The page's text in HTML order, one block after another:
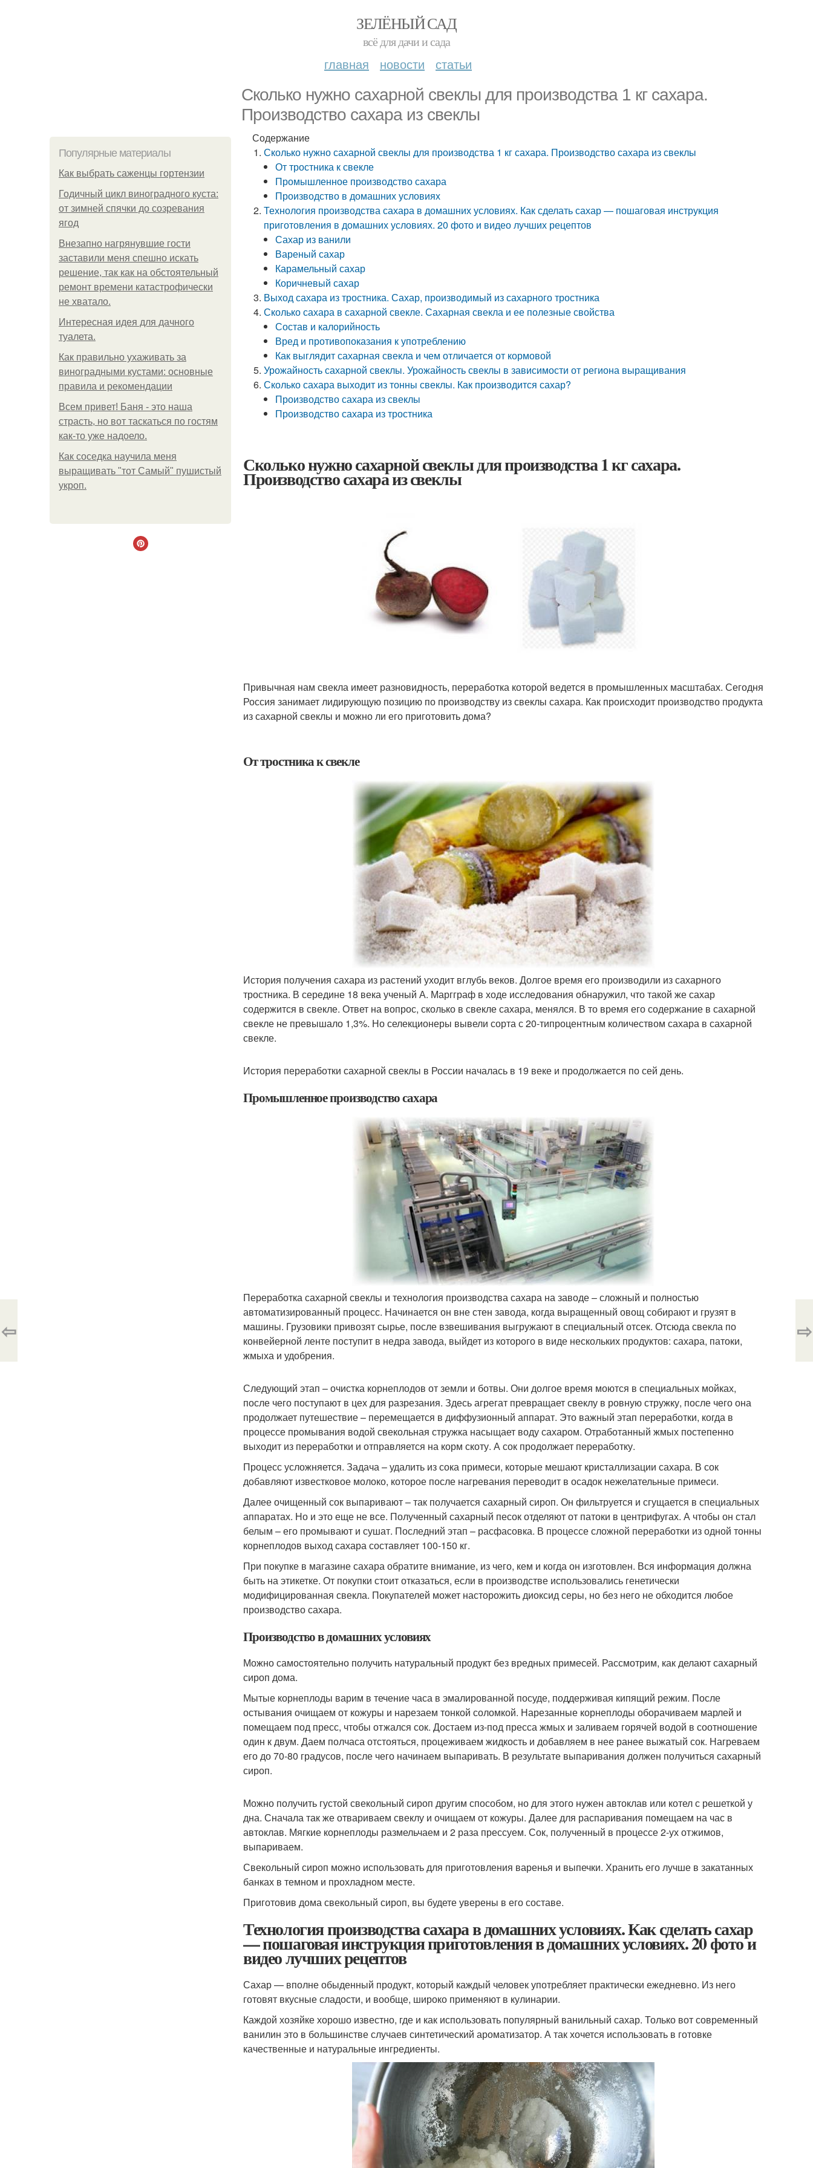
ЗЕЛЁНЫЙ САД
всё для дачи и сада
главная новости статьи
Сколько нужно сахарной свеклы для производства 1 кг сахара.
Производство сахара из свеклы
Популярные материалы
Как выбрать саженцы гортензии
Годичный цикл виноградного куста:
от зимней спячки до созревания
ягод
Внезапно нагрянувшие гости
заставили меня спешно искать
решение, так как на обстоятельный
ремонт времени катастрофически
не хватало.
Интересная идея для дачного
туалета.
Как правильно ухаживать за
виноградными кустами: основные
правила и рекомендации
Всем привет! Баня - это наша
страсть, но вот таскаться по гостям
как-то уже надоело.
Как соседка научила меня
выращивать "тот Самый" пушистый
укроп.
Содержание
Сколько нужно сахарной свеклы для производства 1 кг сахара. Производство сахара из свеклы
От тростника к свекле
Промышленное производство сахара
Производство в домашних условиях
Технология производства сахара в домашних условиях. Как сделать сахар — пошаговая инструкция
приготовления в домашних условиях. 20 фото и видео лучших рецептов
Сахар из ванили
Вареный сахар
Карамельный сахар
Коричневый сахар
Выход сахара из тростника. Сахар, производимый из сахарного тростника
Сколько сахара в сахарной свекле. Сахарная свекла и ее полезные свойства
Состав и калорийность
Вред и противопоказания к употреблению
Как выглядит сахарная свекла и чем отличается от кормовой
Урожайность сахарной свеклы. Урожайность свеклы в зависимости от региона выращивания
Сколько сахара выходит из тонны свеклы. Как производится сахар?
Производство сахара из свеклы
Производство сахара из тростника
Сколько нужно сахарной свеклы для производства 1 кг сахара.
Производство сахара из свеклы
Привычная нам свекла имеет разновидность, переработка которой ведется в промышленных масштабах. Сегодня
Россия занимает лидирующую позицию по производству из свеклы сахара. Как происходит производство продукта
из сахарной свеклы и можно ли его приготовить дома?
От тростника к свекле
История получения сахара из растений уходит вглубь веков. Долгое время его производили из сахарного
тростника. В середине 18 века ученый А. Маргграф в ходе исследования обнаружил, что такой же сахар
содержится в свекле. Ответ на вопрос, сколько в свекле сахара, менялся. В то время его содержание в сахарной
свекле не превышало 1,3%. Но селекционеры вывели сорта с 20-типроцентным количеством сахара в сахарной
свекле.
История переработки сахарной свеклы в России началась в 19 веке и продолжается по сей день.
Промышленное производство сахара
Переработка сахарной свеклы и технология производства сахара на заводе – сложный и полностью
автоматизированный процесс. Начинается он вне стен завода, когда выращенный овощ собирают и грузят в
машины. Грузовики привозят сырье, после взвешивания выгружают в специальный отсек. Отсюда свекла по
конвейерной ленте поступит в недра завода, выйдет из которого в виде нескольких продуктов: сахара, патоки,
жмыха и удобрения.
Следующий этап – очистка корнеплодов от земли и ботвы. Они долгое время моются в специальных мойках,
после чего поступают в цех для разрезания. Здесь агрегат превращает свеклу в ровную стружку, после чего она
продолжает путешествие – перемещается в диффузионный аппарат. Это важный этап переработки, когда в
процессе промывания водой свекольная стружка насыщает воду сахаром. Отработанный жмых постепенно
выходит из переработки и отправляется на корм скоту. А сок продолжает переработку.
Процесс усложняется. Задача – удалить из сока примеси, которые мешают кристаллизации сахара. В сок
добавляют известковое молоко, которое после нагревания переводит в осадок нежелательные примеси.
Далее очищенный сок выпаривают – так получается сахарный сироп. Он фильтруется и сгущается в специальных
аппаратах. Но и это еще не все. Полученный сахарный песок отделяют от патоки в центрифугах. А чтобы он стал
белым – его промывают и сушат. Последний этап – расфасовка. В процессе сложной переработки из одной тонны
корнеплодов выход сахара составляет 100-150 кг.
При покупке в магазине сахара обратите внимание, из чего, кем и когда он изготовлен. Вся информация должна
быть на этикетке. От покупки стоит отказаться, если в производстве использовались генетически
модифицированная свекла. Покупателей может насторожить диоксид серы, но без него не обходится любое
производство сахара.
Производство в домашних условиях
Можно самостоятельно получить натуральный продукт без вредных примесей. Рассмотрим, как делают сахарный
сироп дома.
Мытые корнеплоды варим в течение часа в эмалированной посуде, поддерживая кипящий режим. После
остывания очищаем от кожуры и нарезаем тонкой соломкой. Нарезанные корнеплоды оборачиваем марлей и
помещаем под пресс, чтобы отжался сок. Достаем из-под пресса жмых и заливаем горячей водой в соотношение
один к двум. Даем полчаса отстояться, процеживаем жидкость и добавляем в нее ранее выжатый сок. Нагреваем
его до 70-80 градусов, после чего начинаем выпаривать. В результате выпаривания должен получиться сахарный
сироп.
Можно получить густой свекольный сироп другим способом, но для этого нужен автоклав или котел с решеткой у
дна. Сначала так же отвариваем свеклу и очищаем от кожуры. Далее для распаривания помещаем на час в
автоклав. Мягкие корнеплоды размельчаем и 2 раза прессуем. Сок, полученный в процессе 2-ух отжимов,
выпариваем.
Свекольный сироп можно использовать для приготовления варенья и выпечки. Хранить его лучше в закатанных
банках в темном и прохладном месте.
Приготовив дома свекольный сироп, вы будете уверены в его составе.
Технология производства сахара в домашних условиях. Как сделать сахар
— пошаговая инструкция приготовления в домашних условиях. 20 фото и
видео лучших рецептов
Сахар — вполне обыденный продукт, который каждый человек употребляет практически ежедневно. Из него
готовят вкусные сладости, и вообще, широко применяют в кулинарии.
Каждой хозяйке хорошо известно, где и как использовать популярный ванильный сахар. Только вот современный
ванилин это в большинстве случаев синтетический ароматизатор. А так хочется использовать в готовке
качественные и натуральные ингредиенты.
⇦ ⇨